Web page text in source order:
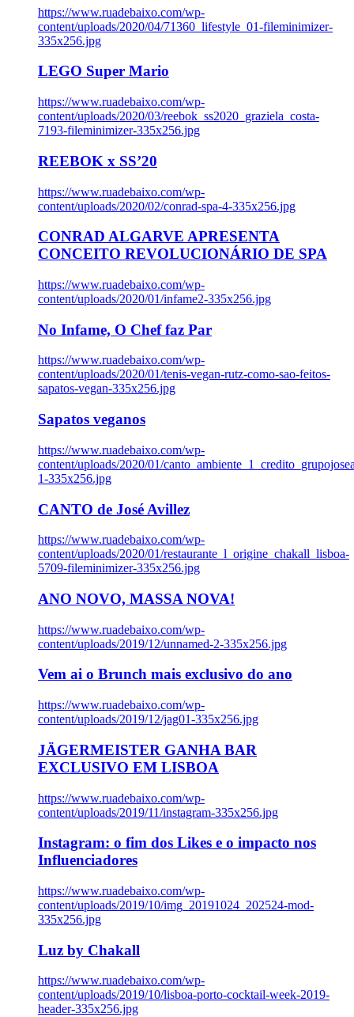
https://www.ruadebaixo.com/wp-
content/uploads/2020/04/71360_lifestyle_01-fileminimizer-
335x256.jpg
LEGO Super Mario
https://www.ruadebaixo.com/wp-
content/uploads/2020/03/reebok_ss2020_graziela_costa-
7193-fileminimizer-335x256.jpg
REEBOK x SS’20
https://www.ruadebaixo.com/wp-
content/uploads/2020/02/conrad-spa-4-335x256.jpg
CONRAD ALGARVE APRESENTA
CONCEITO REVOLUCIONÁRIO DE SPA
https://www.ruadebaixo.com/wp-
content/uploads/2020/01/infame2-335x256.jpg
No Infame, O Chef faz Par
https://www.ruadebaixo.com/wp-
content/uploads/2020/01/tenis-vegan-rutz-como-sao-feitos-
sapatos-vegan-335x256.jpg
Sapatos veganos
https://www.ruadebaixo.com/wp-
content/uploads/2020/01/
1-335x256.jpg
CANTO de José Avillez
https://www.ruadebaixo.com/wp-
content/uploads/2020/01/restaurante_l_origine_chakall_lisboa-
5709-fileminimizer-335x256.jpg
ANO NOVO, MASSA NOVA!
https://www.ruadebaixo.com/wp-
content/uploads/2019/12/unnamed-2-335x256.jpg
Vem ai o Brunch mais exclusivo do ano
https://www.ruadebaixo.com/wp-
content/uploads/2019/12/jag01-335x256.jpg
JÄGERMEISTER GANHA BAR
EXCLUSIVO EM LISBOA
https://www.ruadebaixo.com/wp-
content/uploads/2019/11/instagram-335x256.jpg
Instagram: o fim dos Likes e o impacto nos
Influenciadores
https://www.ruadebaixo.com/wp-
content/uploads/2019/10/img_20191024_202524-mod-
335x256.jpg
Luz by Chakall
https://www.ruadebaixo.com/wp-
content/uploads/2019/10/lisboa-porto-cocktail-week-2019-
header-335x256.jpg